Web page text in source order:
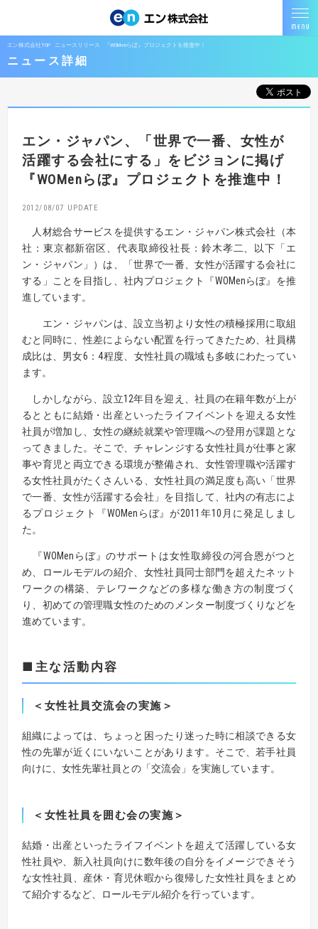
エン株式会社TOP ニュースリリース 『WOMenらぼ』プロジェクトを推進中！
ニュース詳細
エン・ジャパン、
「世界で一番、女性が
活躍する会社にする」をビジョンに掲げ
『WOMenらぼ』プロジェクトを推進中！
2012/08/07
人材総合サービスを提供するエン・ジャパン株式会社（本
社：東京都新宿区、代表取締役社長：鈴木孝二、以下「エ
ン・ジャパン」）は、「世界で一番、女性が活躍する会社に
する」ことを目指し、社内プロジェクト『WOMenらぼ』を推
進しています。
エン・ジャパンは、設立当初より女性の積極採用に取組
むと同時に、性差によらない配置を行ってきたため、社員構
成比は、男女6：4程度、女性社員の職域も多岐にわたってい
ます。
しかしながら、設立12年目を迎え、社員の在籍年数が上が
るとともに結婚・出産といったライフイベントを迎える女性
社員が増加し、女性の継続就業や管理職への登用が課題とな
ってきました。そこで、チャレンジする女性社員が仕事と家
事や育児と両立できる環境が整備され、女性管理職や活躍す
る女性社員がたくさんいる、女性社員の満足度も高い「世界
で一番、女性が活躍する会社」を目指して、社内の有志によ
るプロジェクト『WOMenらぼ』が2011年10月に発足しまし
た。
『WOMenらぼ』のサポートは女性取締役の河合恩がつと
め、ロールモデルの紹介、女性社員同士部門を超えたネット
ワークの構築、テレワークなどの多様な働き方の制度づく
り、初めての管理職女性のためのメンター制度づくりなどを
進めています。
■主な活動内容
＜女性社員交流会の実施＞
組織によっては、ちょっと困ったり迷った時に相談できる女
性の先輩が近くにいないことがあります。そこで、若手社員
向けに、女性先輩社員との「交流会」を実施しています。
＜女性社員を囲む会の実施＞
結婚・出産といったライフイベントを超えて活躍している女
性社員や、新入社員向けに数年後の自分をイメージできそう
な女性社員、産休・育児休暇から復帰した女性社員をまとめ
て紹介するなど、ロールモデル紹介を行っています。